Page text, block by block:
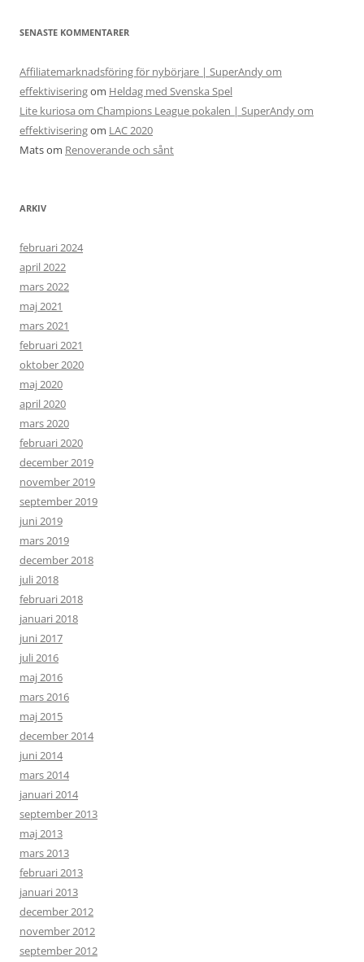
SENASTE KOMMENTARER
Affiliatemarknadsföring för nybörjare | SuperAndy om
effektiviseringom Heldag med Svenska Spel
Lite kuriosa om Champions League pokalen | SuperAndy om
effektiviseringom LAC 2020
Matsom Renoverande och sånt
ARKIV
februari 2024
april 2022
mars 2022
maj 2021
mars 2021
februari 2021
oktober 2020
maj 2020
april 2020
mars 2020
februari 2020
december 2019
november 2019
september 2019
juni 2019
mars 2019
december 2018
juli 2018
februari 2018
januari 2018
juni 2017
juli 2016
maj 2016
mars 2016
maj 2015
december 2014
juni 2014
mars 2014
januari 2014
september 2013
maj 2013
mars 2013
februari 2013
januari 2013
december 2012
november 2012
september 2012